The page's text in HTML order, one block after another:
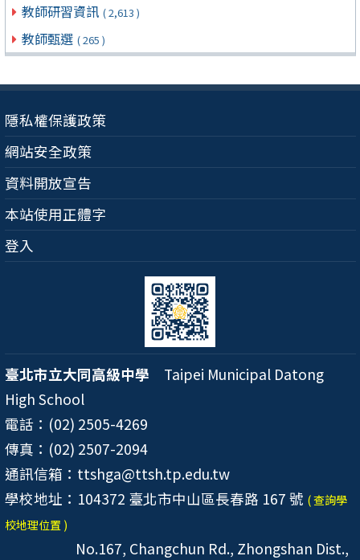
教師研習資訊 ( 2,613 )
教師甄選 ( 265 )
隱私權保護政策
網站安全政策
資料開放宣告
本站使用正體字
登入
臺北市立大同高級中學 Taipei Municipal Datong
High School
電話：(02) 2505-4269
傳真：(02) 2507-2094
通訊信箱：ttshga@ttsh.tp.edu.tw
學校地址：104372 臺北市中山區長春路 167 號 ( 查詢學
校地理位置 )
No.167, Changchun Rd., Zhongshan Dist.,